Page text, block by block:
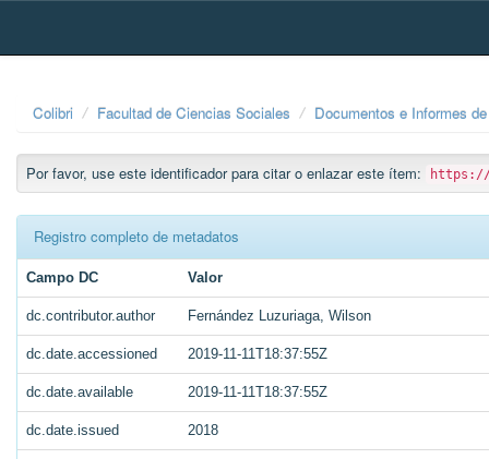
Skip
Colibri Facultad de Ciencias Sociales Documentos e Informes
Por favor, use este identificador para citar o enlazar este ítem: https://
Registro completo de metadatos
Campo DC Valor
dc.contributor.author Fernández Luzuriaga, Wilson
dc.date.accessioned 2019-11-11T18:37:55Z
dc.date.available 2019-11-11T18:37:55Z
dc.date.issued 2018